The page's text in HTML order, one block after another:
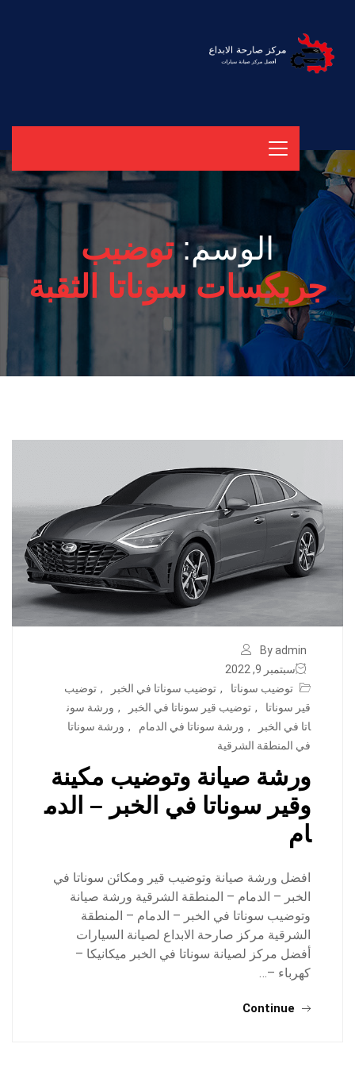
الوسم:توضيب
جربكسات سوناتا الثقبة
By admin
سبتمبر 9, 2022
توضيب سوناتا
, توضيب سوناتا في الخبر , توضيب
قير سوناتا
, توضيب قير سوناتا في الخبر , ورشة سون
اتا في الخبر
, ورشة سوناتا في الدمام , ورشة سوناتا
في المنطقة الشرقية
ورشة صيانة وتوضيب مكينة
وقير سوناتا في الخبر – الدم
ام
افضل ورشة صيانة وتوضيب قير ومكائن سوناتا في
الخبر – الدمام – المنطقة الشرقية ورشة صيانة
وتوضيب سوناتا في الخبر – الدمام – المنطقة
الشرقية مركز صارحة الابداع لصيانة السيارات
أفضل مركز لصيانة سوناتا في الخبر ميكانيكا –
كهرباء –…
Continue